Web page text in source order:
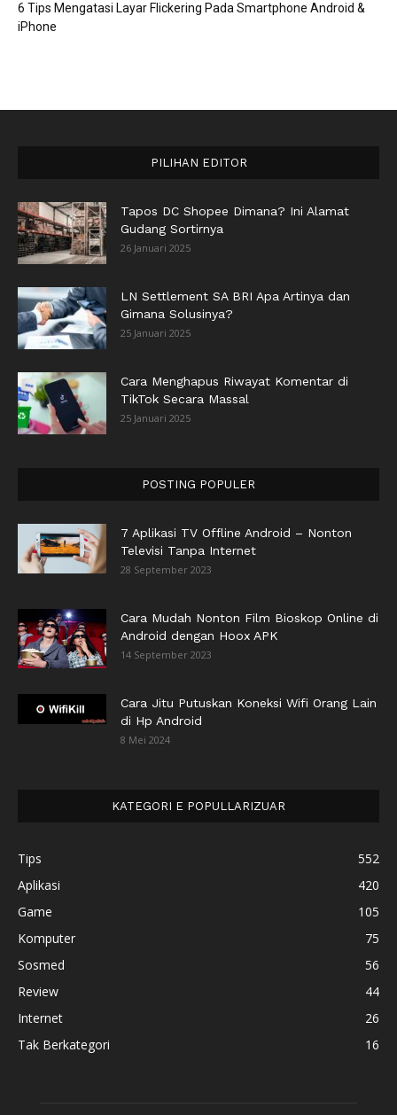
6 Tips Mengatasi Layar Flickering Pada Smartphone Android &
iPhone
PILIHAN EDITOR
Tapos DC Shopee Dimana? Ini Alamat
Gudang Sortirnya
26 Januari 2025
LN Settlement SA BRI Apa Artinya dan
Gimana Solusinya?
25 Januari 2025
Cara Menghapus Riwayat Komentar di
TikTok Secara Massal
25 Januari 2025
POSTING POPULER
7 Aplikasi TV Offline Android – Nonton
Televisi Tanpa Internet
28 September 2023
Cara Mudah Nonton Film Bioskop Online di
Android dengan Hoox APK
14 September 2023
Cara Jitu Putuskan Koneksi Wifi Orang Lain
di Hp Android
8 Mei 2024
KATEGORI E POPULLARIZUAR
Tips
552
Aplikasi
420
Game
105
Komputer
75
Sosmed
56
Review
44
Internet
26
Tak Berkategori
16